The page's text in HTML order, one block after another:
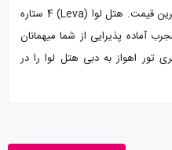
تور دبی از اهواز هتل لوا با تضمین بهترین قیمت. هتل لوا (Leva) 4 ستاره
آماده پذیرایی از شما میهمانان
تور اهواز به دبی هتل لوا را در